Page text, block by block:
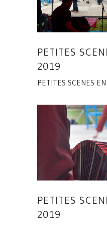
PETITES
2019
PETITES SCENES
PETITES
2019